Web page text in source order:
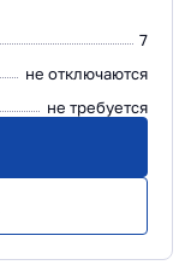
7
не отключаются
не требуется